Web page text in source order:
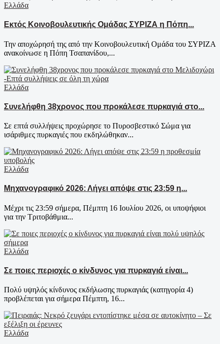
Ελλάδα
Εκτός Κοινοβουλευτικής Ομάδας ΣΥΡΙΖΑ η Πόπη...
Την αποχώρησή της από την Κοινοβουλευτική Ομάδα του ΣΥΡΙΖΑ
ανακοίνωσε η Πόπη Τσαπανίδου,...
Ελλάδα
Συνελήφθη 38χρονος που προκάλεσε πυρκαγιά στο...
Σε επτά συλλήψεις προχώρησε το Πυροσβεστικό Σώμα για
ισάριθμες πυρκαγιές που εκδηλώθηκαν...
Ελλάδα
Μηχανογραφικό 2026: Λήγει απόψε στις 23:59 η...
Μέχρι τις 23:59 σήμερα, Πέμπτη 16 Ιουλίου 2026, οι υποψήφιοι
για την Τριτοβάθμια...
Ελλάδα
Σε ποιες περιοχές ο κίνδυνος για πυρκαγιά είναι...
Πολύ υψηλός κίνδυνος εκδήλωσης πυρκαγιάς (κατηγορία 4)
προβλέπεται για σήμερα Πέμπτη, 16...
Ελλάδα